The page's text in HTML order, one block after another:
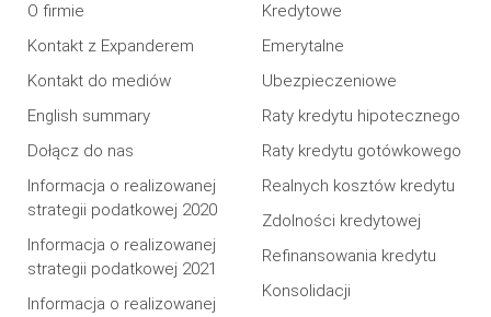
O firmie
Kontakt z Expanderem
Kontakt do mediów
English summary
Dołącz do nas
Informacja o realizowanej
strategii podatkowej 2020
Informacja o realizowanej
strategii podatkowej 2021
Informacja o realizowanej
Kredytowe
Emerytalne
Ubezpieczeniowe
Raty kredytu hipotecznego
Raty kredytu gotówkowego
Realnych kosztów kredytu
Zdolności kredytowej
Refinansowania kredytu
Konsolidacji